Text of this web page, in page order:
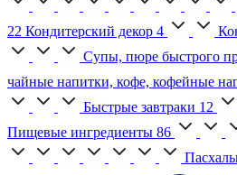
22 Кондитерский декор 4
Супы, пюре быстрого
чайные напитки, кофе, кофейные
Быстрые завтраки 12
Пищевые ингредиенты 86